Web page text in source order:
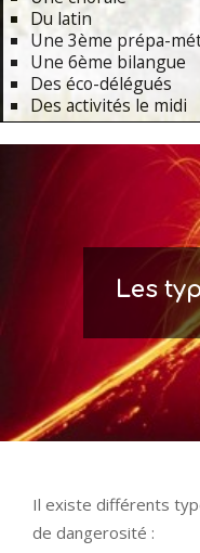
Du latin
Une 3ème prépa-
Une 6ème bilangue
Des éco-délégués
Des activités le midi
Navigation
Les
Il existe différents
de dangerosité :